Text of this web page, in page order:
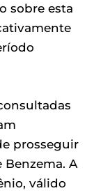
sobre esta
prosseguir
A
válido